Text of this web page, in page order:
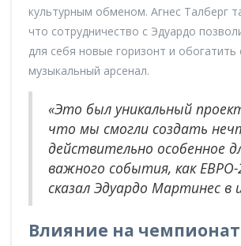
культурным обменом. Агнес Талберг
что сотрудничество с Эдуардо
для себя новые горизонт и обогатить
музыкальный арсенал.
«Это был уникальный
что мы смогли создать
действительно особенное
важного события, как
сказал Эдуардо Мартинес в
Влияние на чемпионат